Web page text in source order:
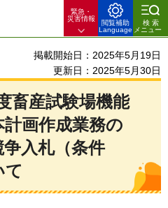
緊急・
災害情報
閲覧補助
Language
検索
メニュー
掲載開始日：2025年5月19日
更新日：2025年5月30日
畜産試験場機能
画作成業務の
入札（条件
て